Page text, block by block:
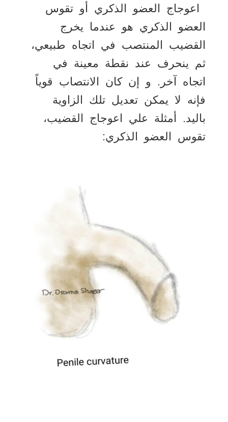
اعوجاج العضو الذكري أو تقوس
العضو الذكري هو عندما يخرج
القضيب المنتصب في اتجاه طبيعي،
ثم ينحرف عند نقطة معينة في
اتجاه آخر. و إن كان الانتصاب قوياً
فإنه لا يمكن تعديل تلك الزاوية
باليد. أمثلة علي اعوجاج القضيب،
تقوس العضو الذكري: